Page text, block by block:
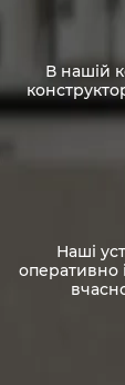
В нашій
Наші
оперативно